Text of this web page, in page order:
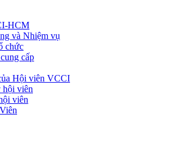
HCM
và Nhiệm vụ
chức
cấp
Hội viên VCCI
viên
viên